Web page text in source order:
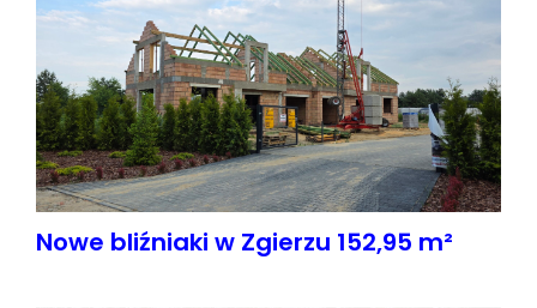
Nowe bliźniaki w Zgierzu 152,95 m²